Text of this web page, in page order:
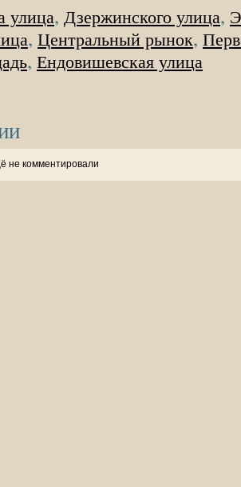
улица, Дзержинского улица,
, Центральный рынок,
, Ендовишевская улица
не комментировали